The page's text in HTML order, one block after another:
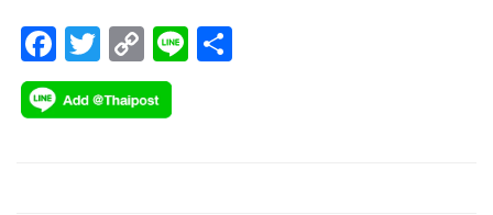
F
ac
e
T
wi
tt
C
o
p
Li